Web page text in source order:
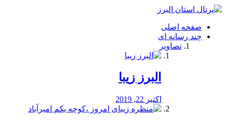
فصد
شرق
تهران
خشکشویی
صفحه اصلی
چند رسانه ای
تصاویر
البرز زیبا
اکتبر 22, 2019